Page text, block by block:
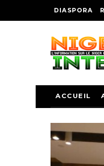
DIASPORA
ACCUEIL